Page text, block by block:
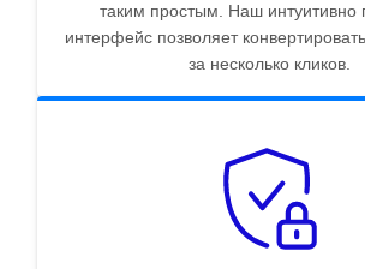
таким простым. Наш интуитивно
интерфейс позволяет
за несколько кликов.